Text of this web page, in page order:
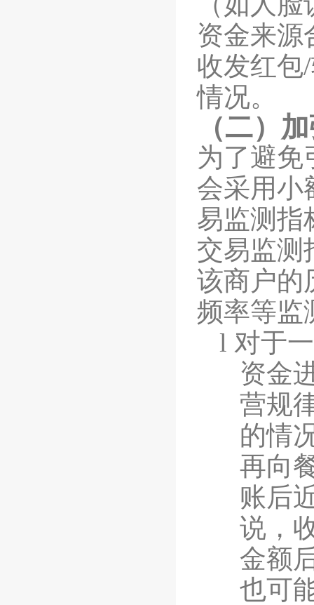
资金来源
收发红包/
情况。
（二）
为了避免
会采用小
易监测指
交易监测
该商户的
频率等监
l 对于
资金
营规
的情
再向
账后
说，
金额
也可